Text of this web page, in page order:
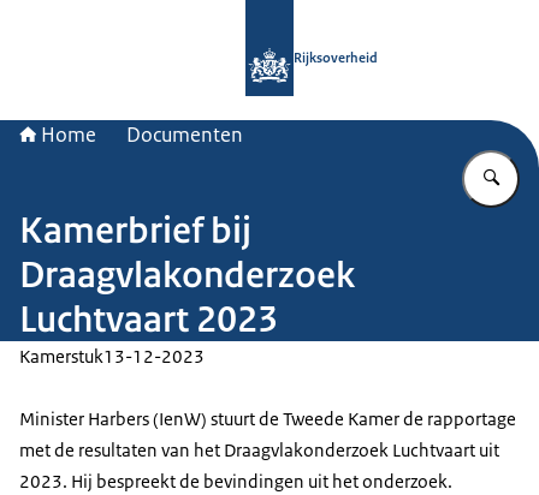
Rijksoverheid
Home Documenten
Kamerbrief bij
Draagvlakonderzoek
Luchtvaart 2023
Kamerstuk13-12-2023
Minister Harbers (IenW) stuurt de Tweede Kamer de rapportage
met de resultaten van het Draagvlakonderzoek Luchtvaart uit
2023. Hij bespreekt de bevindingen uit het onderzoek.